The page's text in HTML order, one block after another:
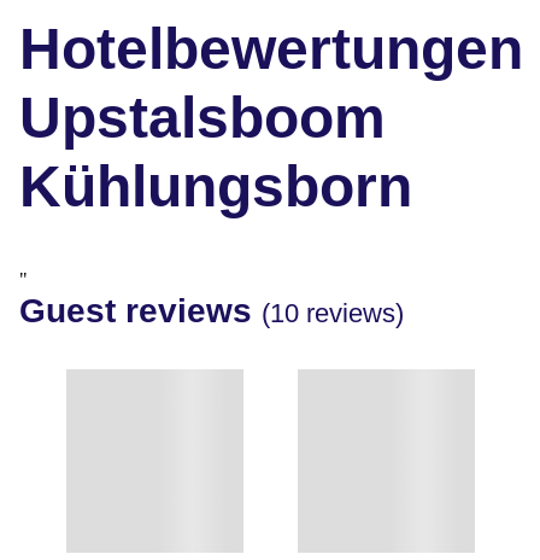
Hotelbewertungen
Upstalsboom
Kühlungsborn
"
Guest reviews (10 reviews)